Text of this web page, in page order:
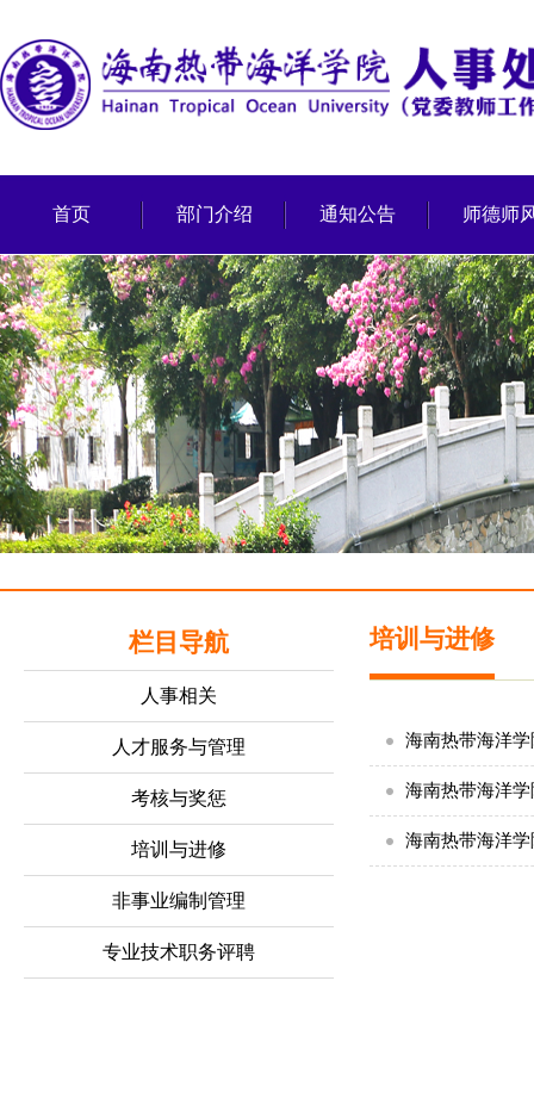
首页 部门介绍 通知公告 师德师
栏目导航
人事相关
人才服务与管理
考核与奖惩
培训与进修
非事业编制管理
专业技术职务评聘
培训与进修
海南热带海洋
海南热带海洋
海南热带海洋